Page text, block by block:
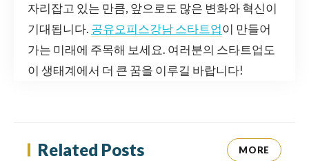
자리잡고 있는 만큼, 앞으로도 많은 변화와 혁신이
기대됩니다. 공유오피스강남 스타트업이 만들어
가는 미래에 주목해 보세요. 여러분의 스타트업도
이 생태계에서 더 큰 꿈을 이루길 바랍니다!
Related Posts MORE